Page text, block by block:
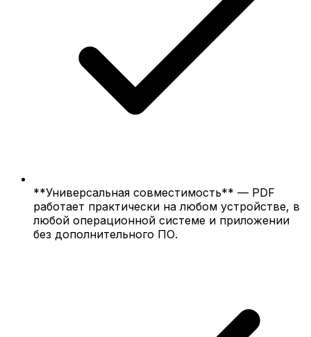
**Универсальная совместимость** — PDF
работает практически на любом устройстве, в
любой операционной системе и приложении
без дополнительного ПО.